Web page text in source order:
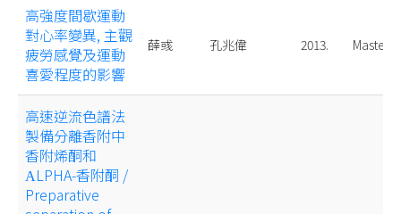
高強度間歇運動
對心率變異, 主觀
疲勞感覺及運動
喜愛程度的影響
薛彧 孔兆偉 2013. Master
高速逆流色譜法
製備分離香附中
香附烯酮和
ΑLPHA-香附酮 /
Preparative